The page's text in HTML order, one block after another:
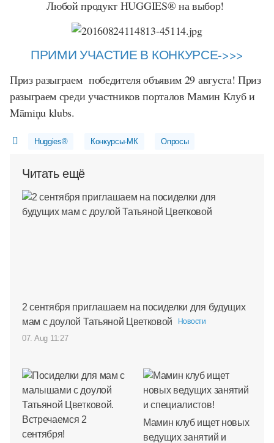
Любой продукт HUGGIES® на выбор!
ПРИМИ УЧАСТИЕ В КОНКУРСЕ->>>
Приз разыграем победителя объявим 29 августа! Приз
разыграем среди участников порталов Мамин Клуб и
Māmiņu klubs.
Huggies® Конкурсы-МК Опросы
Читать ещё
2 сентября приглашаем на посиделки для будущих
мам с доулой Татьяной Цветковой
Новости
07. Aug 11:27
Мамин клуб ищет новых
ведущих занятий и